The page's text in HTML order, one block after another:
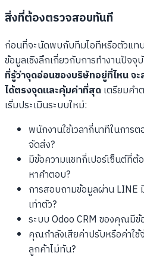
สิ่งที่ต้องตรวจสอบทันที
ก่อนที่จะนัดพบกับทีมไอทีหรือตัวแ
ข้อมูลเชิงลึกเกี่ยวกับการทำงานปัจ
ที่รู้ว่าจุดอ่อนของบริษัทอยู่ที่ไหน จ
ได้ตรงจุดและคุ้มค่าที่สุดเตรียมค
เริ่มประเมินระบบใหม่:
พนักงานใช้เวลากี่นาทีในการ
จัดส่ง?
มีข้อความแชทกี่เปอร์เซ็นต์ที่
หาคำตอบ?
การสอบถามข้อมูลผ่าน LINE
เท่าตัว?
ระบบ Odoo CRM ของคุณมีข้
คุณกำลังเสียค่าปรับหรือค่าใ
ลูกค้าไม่ทัน?